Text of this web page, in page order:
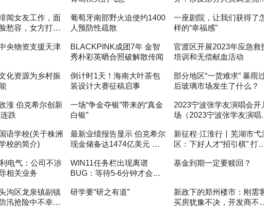
闻女友工作，面
愁容，女方打扮
葡萄牙南部野火迫使约1400
人预防性疏散
一座剧院，让我们获得了
样的“幸福感”
央物资支援天津
BLACKPINK成团7年 金智
秀朴彩英晒合照破解散传闻
官渡区开展2023年应急救
培训和无偿献血活动
化资源为乡村振
倒计时1天！海南大叶茶包
装设计大赛征稿启事
部分地区“一货难求” 暴雨
后玻璃市场发生了什么？
涨 伯克希尔创新
跌
一场“争金夺银”带来的“真金
白银”
2023宁波张学友演唱会开
场（2023宁波张学友演唱
语学校(关于株洲
校的简介)
最新业绩报告显示 伯克希尔
现金储备达1474亿美元 接
新征程·江淮行丨芜湖市弋
区：下好人才“招引棋” 打
电气：公司不涉
相关业务
WIN11任务栏出现离谱
BUG：等待5-6分钟才会出
基金到期一定要赎回？
沟区龙泉镇副镇
汛抢险中不幸遇
研学要“研之有道”
新政下的郑州楼市：刚需
买房犹豫不决，开发商不